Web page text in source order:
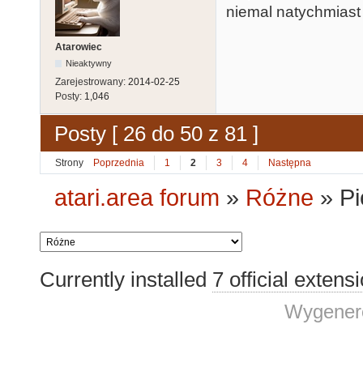
Atarowiec
Nieaktywny
Zarejestrowany: 2014-02-25
Posty: 1,046
niemal
Posty [ 26 do 50 z 81 ]
Strony Poprzednia 1 2 3 4 Następna
atari.area forum » Różne »
Currently installed 7 official